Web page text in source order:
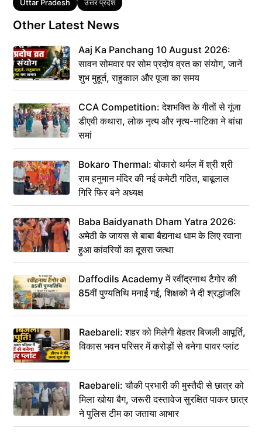
Uttar Pradesh उत्तर प्रदेश
Other Latest News
Aaj Ka Panchang 10 August 2026:
सावन सोमवार पर सोम प्रदोष व्रत का संयोग, जानें
शुभ मुहूर्त, राहुकाल और पूजा का समय
CCA Competition: देशभक्ति के गीतों से गूंजा
डीएवी कथारा, लोक नृत्य और नृत्य-नाटिका ने बांधा
समां
Bokaro Thermal: बोकारो थर्मल में श्री श्री
राम हनुमान मंदिर की नई कमेटी गठित, बाबूलाल
गिरि फिर बने अध्यक्ष
Baba Baidyanath Dham Yatra 2026:
अमेठी के जायस से बाबा बैद्यनाथ धाम के लिए रवाना
हुआ कांवरियों का दूसरा जत्था
Daffodils Academy में रवींद्रनाथ टैगोर की
85वीं पुण्यतिथि मनाई गई, शिक्षकों ने दी श्रद्धांजलि
Raebareli: शहर को मिलेगी बेहतर बिजली आपूर्ति,
विकास भवन परिसर में करोड़ों से बनेगा पावर प्लांट
Raebareli: चौकी प्रभारी की मुस्तैदी से छात्र को
मिला खोया बैग, जरूरी दस्तावेज सुरक्षित पाकर छात्र
ने पुलिस टीम का जताया आभार